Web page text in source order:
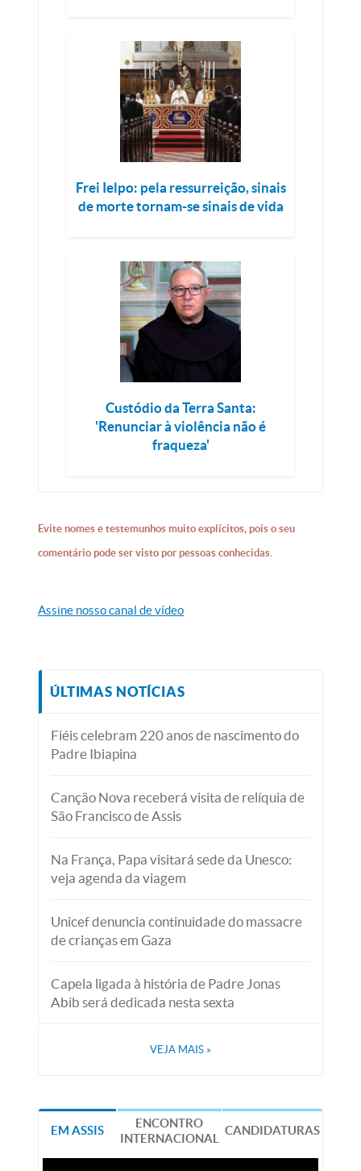
Frei Ielpo: pela ressurreição, sinais
de morte tornam-se sinais de vida
Custódio da Terra Santa:
'Renunciar à violência não é
fraqueza'
Evite nomes e testemunhos muito explícitos, pois o seu
comentário pode ser visto por pessoas conhecidas.
Assine nosso canal de vídeo
ÚLTIMAS NOTÍCIAS
Fiéis celebram 220 anos de nascimento do
Padre Ibiapina
Canção Nova receberá visita de relíquia de
São Francisco de Assis
Na França, Papa visitará sede da Unesco:
veja agenda da viagem
Unicef denuncia continuidade do massacre
de crianças em Gaza
Capela ligada à história de Padre Jonas
Abib será dedicada nesta sexta
VEJA MAIS »
EM ASSIS
ENCONTRO
INTERNACIONAL
CANDIDATURAS